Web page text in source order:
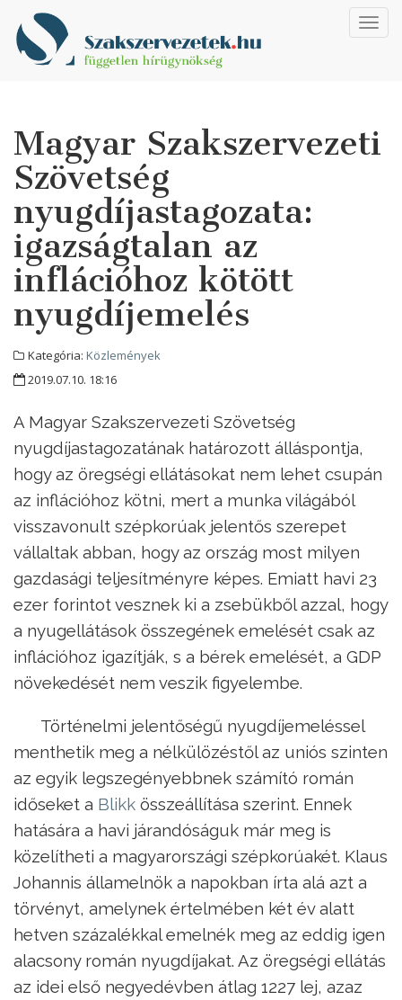
Magyar Szakszervezeti
Szövetség
nyugdíjastagozata:
igazságtalan az
inflációhoz kötött
nyugdíjemelés
Kategória: Közlemények
2019.07.10. 18:16
A Magyar Szakszervezeti Szövetség
nyugdíjastagozatának határozott álláspontja,
hogy az öregségi ellátásokat nem lehet csupán
az inflációhoz kötni, mert a munka világából
visszavonult szépkorúak jelentős szerepet
vállaltak abban, hogy az ország most milyen
gazdasági teljesítményre képes. Emiatt havi 23
ezer forintot vesznek ki a zsebükből azzal, hogy
a nyugellátások összegének emelését csak az
inflációhoz igazítják, s a bérek emelését, a GDP
növekedését nem veszik figyelembe.
Történelmi jelentőségű nyugdíjemeléssel
menthetik meg a nélkülözéstől az uniós szinten
az egyik legszegényebbnek számító román
időseket a Blikk összeállítása szerint. Ennek
hatására a havi járandóságuk már meg is
közelítheti a magyarországi szépkorúakét. Klaus
Johannis államelnök a napokban írta alá azt a
törvényt, amelynek értelmében két év alatt
hetven százalékkal emelnék meg az eddig igen
alacsony román nyugdíjakat. Az öregségi ellátás
az idei első negyedévben átlag 1227 lej, azaz